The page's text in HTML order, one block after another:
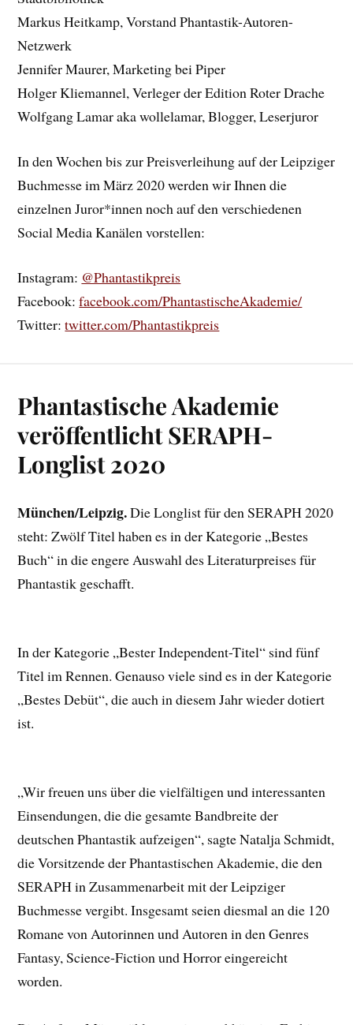
Markus Heitkamp, Vorstand Phantastik-Autoren-
Netzwerk
Jennifer Maurer, Marketing bei Piper
Holger Kliemannel, Verleger der Edition Roter Drache
Wolfgang Lamar aka wollelamar, Blogger, Leserjuror
In den Wochen bis zur Preisverleihung auf der Leipziger
Buchmesse im März 2020 werden wir Ihnen die
einzelnen Juror*innen noch auf den verschiedenen
Social Media Kanälen vorstellen:
Instagram: @Phantastikpreis
Facebook:facebook.com/PhantastischeAkademie/
Twitter:twitter.com/Phantastikpreis
Phantastische Akademie
veröffentlicht SERAPH-
Longlist 2020
München/Leipzig.Die Longlist für den SERAPH 2020
steht: Zwölf Titel haben es in der Kategorie „Bestes
Buch“ in die engere Auswahl des Literaturpreises für
Phantastik geschafft.
In der Kategorie „Bester Independent-Titel“ sind fünf
Titel im Rennen. Genauso viele sind es in der Kategorie
„Bestes Debüt“, die auch in diesem Jahr wieder dotiert
ist.
„Wir freuen uns über die vielfältigen und interessanten
Einsendungen, die die gesamte Bandbreite der
deutschen Phantastik aufzeigen“, sagte Natalja Schmidt,
die Vorsitzende der Phantastischen Akademie, die den
SERAPH in Zusammenarbeit mit der Leipziger
Buchmesse vergibt. Insgesamt seien diesmal an die 120
Romane von Autorinnen und Autoren in den Genres
Fantasy, Science-Fiction und Horror eingereicht
worden.